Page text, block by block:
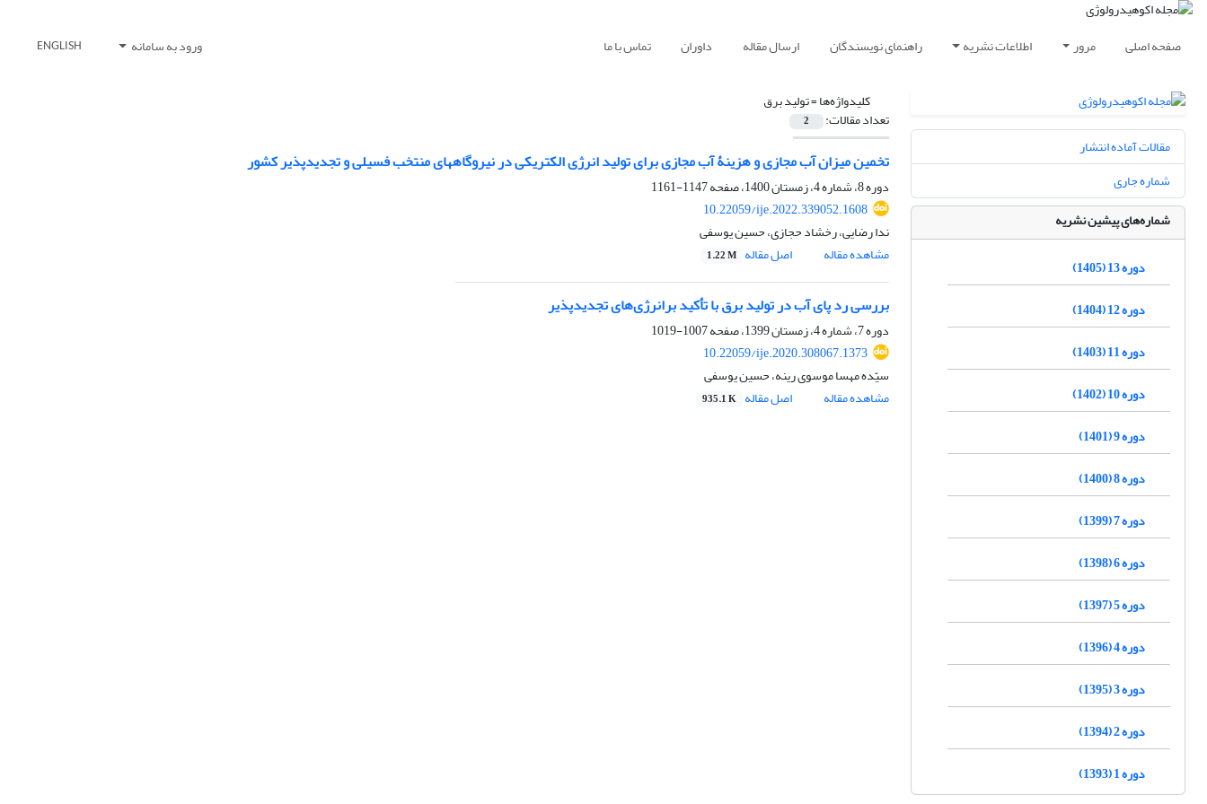
صفحه اصلی مرور اطلاعات نشریه راهنمای نویسندگان ارسال مقاله داوران تماس با ما ورود به سامانه ENGLISH
کلیدواژه‌ها =تولید برق
تعداد مقالات: 2
تخمین میزان آب مجازی و هزینۀ آب مجازی برای تولید انرژی الکتریکی در نیروگاه‏های منتخب فسیلی و تجدیدپذیر کشور
دوره 8، شماره 4، زمستان 1400، صفحه
1147-1161
10.22059/ije.2022.339052.1608
ندا رضایی، رخشاد حجازی، حسین یوسفی
مشاهده مقاله
اصل مقاله 1.22 M
بررسی رد پای آب در تولید برق با تأکید برانرژی‌های تجدیدپذیر
دوره 7، شماره 4، زمستان 1399، صفحه
1007-1019
10.22059/ije.2020.308067.1373
سیّده مهسا موسوی رینه، حسین یوسفی
مشاهده مقاله
اصل مقاله 935.1 K
مقالات آماده انتشار
شماره جاری
شماره‌های پیشین نشریه
دوره 13 (1405)
دوره 12 (1404)
دوره 11 (1403)
دوره 10 (1402)
دوره 9 (1401)
دوره 8 (1400)
دوره 7 (1399)
دوره 6 (1398)
دوره 5 (1397)
دوره 4 (1396)
دوره 3 (1395)
دوره 2 (1394)
دوره 1 (1393)